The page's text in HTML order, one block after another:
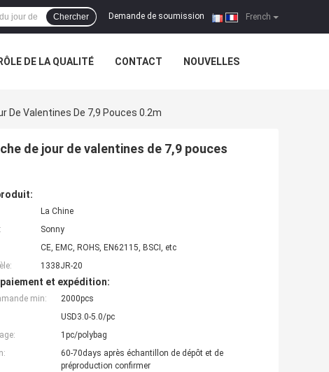
French
Demande de soumission |
Chercher
DE LA QUALITÉ CONTACT NOUVELLES
De Valentines De 7,9 Pouces 0.2m
de jour de valentines de 7,9 pouces
La Chine
Sonny
CE, EMC, ROHS, EN62115, BSCI, etc
1338JR-20
et expédition:
min:
2000pcs
USD3.0-5.0/pc
1pc/polybag
60-70days après échantillon de dépôt et de
préproduction confirmer